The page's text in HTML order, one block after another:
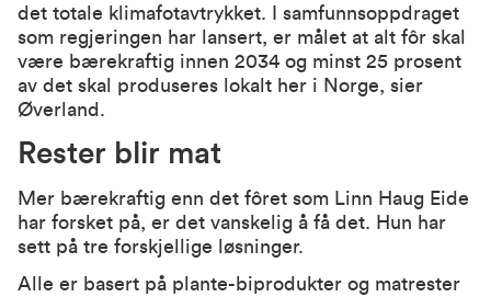
det totale klimafotavtrykket. I samfunnsoppdraget
som regjeringen har lansert, er målet at alt fôr skal
være bærekraftig innen 2034 og minst 25 prosent
av det skal produseres lokalt her i Norge, sier
Øverland.
Rester blir mat
Mer bærekraftig enn det fôret som Linn Haug Eide
har forsket på, er det vanskelig å få det. Hun har
sett på tre forskjellige løsninger.
Alle er basert på plante-biprodukter og matrester